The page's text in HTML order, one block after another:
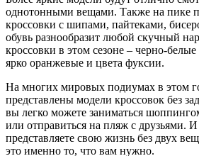
однотонными вещами. Также на пике
кроссовки с шипами, пайтеками,
обувь разнообразит любой скучный
кроссовки в этом сезоне – черно-
ярко оранжевые и цвета фуксии.
На многих мировых подиумах в этом
представлены модели кроссовок без
вы легко можете заниматься
или отправиться на пляж с друзьями.
представляете свою жизнь без двух
это именно то, что вам нужно.